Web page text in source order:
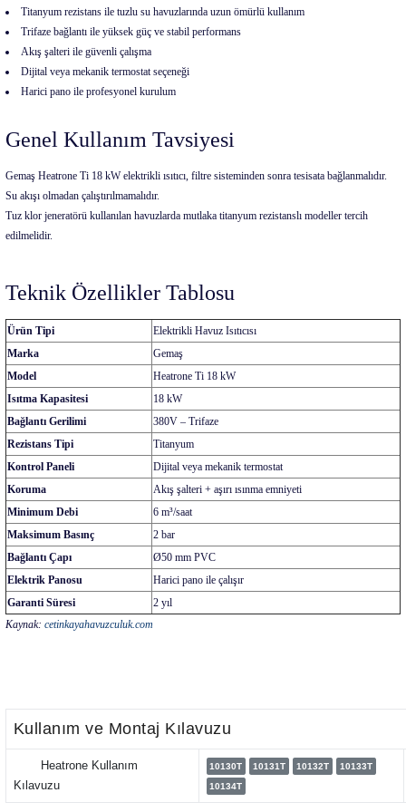
Titanyum rezistans ile tuzlu su havuzlarında uzun ömürlü kullanım
Trifaze bağlantı ile yüksek güç ve stabil performans
Akış şalteri ile güvenli çalışma
Dijital veya mekanik termostat seçeneği
Harici pano ile profesyonel kurulum
Genel Kullanım Tavsiyesi
Gemaş Heatrone Ti 18 kW elektrikli ısıtıcı, filtre sisteminden sonra tesisata bağlanmalıdır.
Su akışı olmadan çalıştırılmamalıdır.
Tuz klor jeneratörü kullanılan havuzlarda mutlaka titanyum rezistanslı modeller tercih
edilmelidir.
Teknik Özellikler Tablosu
Ürün Tipi
Elektrikli Havuz Isıtıcısı
Marka
Gemaş
Model
Heatrone Ti 18 kW
Isıtma Kapasitesi
18 kW
Bağlantı Gerilimi
380V – Trifaze
Rezistans Tipi
Titanyum
Kontrol Paneli
Dijital veya mekanik termostat
Koruma
Akış şalteri + aşırı ısınma emniyeti
Minimum Debi
6 m³/saat
Maksimum Basınç
2 bar
Bağlantı Çapı
Ø50 mm PVC
Elektrik Panosu
Harici pano ile çalışır
Garanti Süresi
2 yıl
Kaynak: cetinkayahavuzculuk.com
Kullanım ve Montaj Kılavuzu
Heatrone Kullanım
Kılavuzu
10130T 10131T 10132T
10133T
10134T